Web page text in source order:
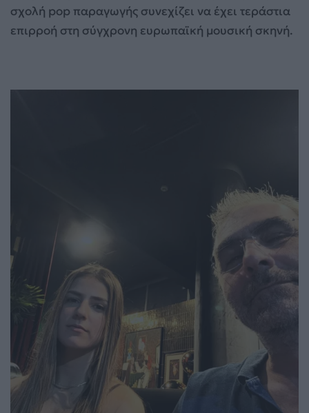
σχολή pop παραγωγής συνεχίζει να έχει τεράστια
επιρροή στη σύγχρονη ευρωπαϊκή μουσική σκηνή.